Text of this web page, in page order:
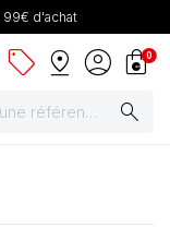
d'achat
sell pin_drop account_circle shopping_bag
0
search